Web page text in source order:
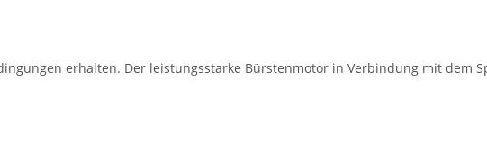
erhalten. Der leistungsstarke Bürstenmotor in Verbindung mit dem